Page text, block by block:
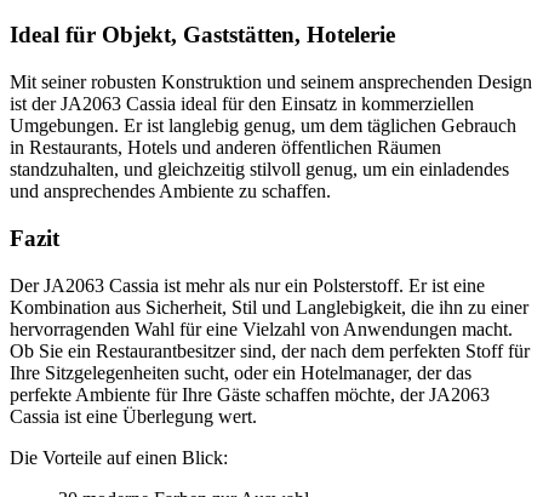
Ideal für Objekt, Gaststätten, Hotelerie
Mit seiner robusten Konstruktion und seinem ansprechenden Design
ist der JA2063 Cassia ideal für den Einsatz in kommerziellen
Umgebungen. Er ist langlebig genug, um dem täglichen Gebrauch
in Restaurants, Hotels und anderen öffentlichen Räumen
standzuhalten, und gleichzeitig stilvoll genug, um ein einladendes
und ansprechendes Ambiente zu schaffen.
Fazit
Der JA2063 Cassia ist mehr als nur ein Polsterstoff. Er ist eine
Kombination aus Sicherheit, Stil und Langlebigkeit, die ihn zu einer
hervorragenden Wahl für eine Vielzahl von Anwendungen macht.
Ob Sie ein Restaurantbesitzer sind, der nach dem perfekten Stoff für
Ihre Sitzgelegenheiten sucht, oder ein Hotelmanager, der das
perfekte Ambiente für Ihre Gäste schaffen möchte, der JA2063
Cassia ist eine Überlegung wert.
Die Vorteile auf einen Blick: